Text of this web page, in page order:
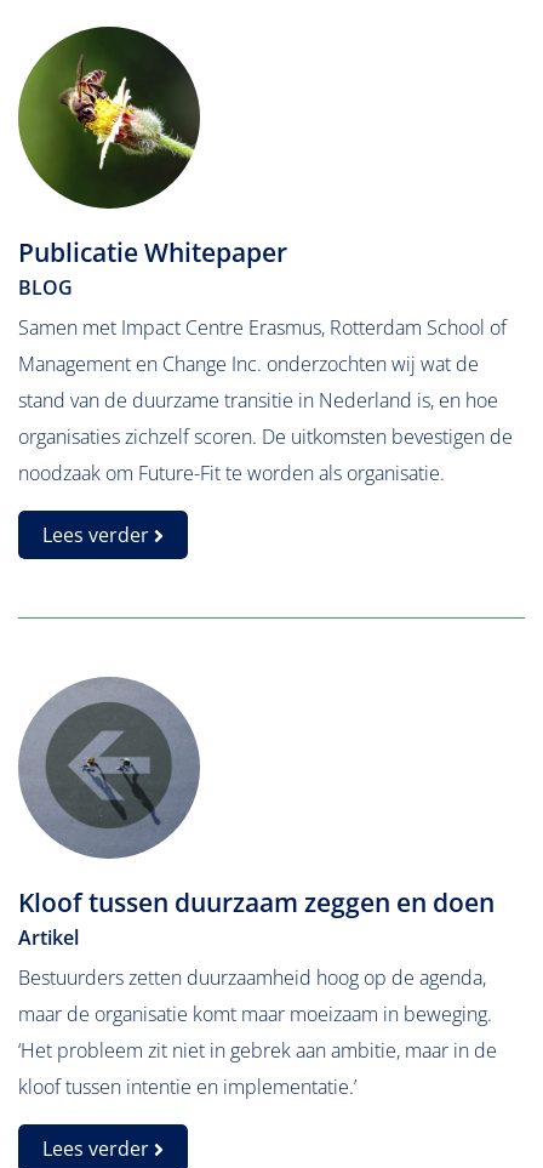
Publicatie Whitepaper
BLOG
Samen met Impact Centre Erasmus, Rotterdam School of
Management en Change Inc. onderzochten wij wat de
stand van de duurzame transitie in Nederland is, en hoe
organisaties zichzelf scoren. De uitkomsten bevestigen de
noodzaak om Future-Fit te worden als organisatie.
Lees verder
Kloof tussen duurzaam zeggen en doen
Artikel
Bestuurders zetten duurzaamheid hoog op de agenda,
maar de organisatie komt maar moeizaam in beweging.
‘Het probleem zit niet in gebrek aan ambitie, maar in de
kloof tussen intentie en implementatie.’
Lees verder